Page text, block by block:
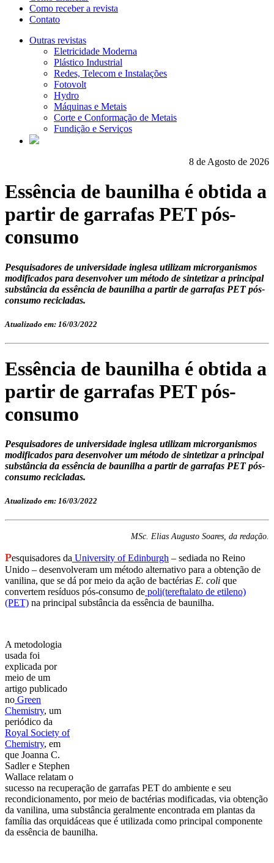
Como receber a revista
Contato
Outras revistas
Eletricidade Moderna
Plástico Industrial
Redes, Telecom e Instalações
Fotovolt
Hydro
Máquinas e Metais
Corte e Conformação de Metais
Fundição e Serviços
8 de Agosto de 2026
Essência de baunilha é obtida a
partir de garrafas PET pós-
consumo
Pesquisadores de universidade inglesa utilizam microrganismos
modificados para desenvolver um método de sintetizar a principal
substância da essência de baunilha a partir de garrafas PET pós-
consumo recicladas.
Atualizado em: 16/03/2022
Essência de baunilha é obtida a
partir de garrafas PET pós-
consumo
Pesquisadores de universidade inglesa utilizam microrganismos
modificados para desenvolver um método de sintetizar a principal
substância da essência de baunilha a partir de garrafas PET pós-
consumo recicladas.
Atualizado em: 16/03/2022
MSc. Elias Augusto Soares, da redação.
Pesquisadores da University of Edinburgh – sediada no Reino
Unido – desenvolveram um método alternativo para a obtenção de
vanilina, que se dá por meio da ação de bactérias E. coli que
convertem resíduos pós-consumo de poli(tereftalato de etileno)
(PET) na principal substância da essência de baunilha.
A metodologia
usada foi
explicada por
meio de um
artigo publicado
no Green
Chemistry, um
periódico da
Royal Society of
Chemistry, em
que Joanna C.
Sadler e Stephen
Wallace relatam o
sucesso na recuperação de garrafas PET do ambiente e seu
recondicionamento, por meio de bactérias modificadas, via obtenção
da vanilina, uma substância geralmente encontrada em plantas da
família das orquidáceas que é utilizada como principal componente
da essência de baunilha.